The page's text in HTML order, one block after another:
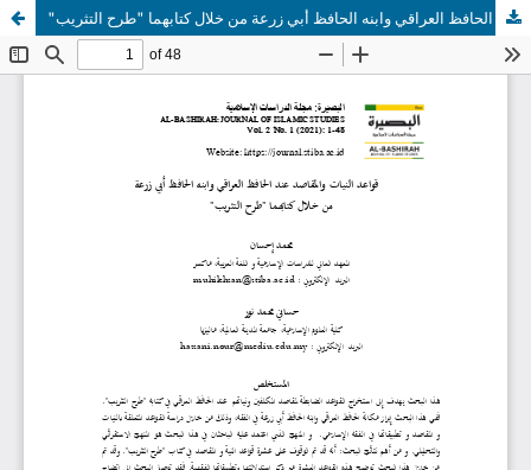
"قواعد النيات والمقاصد عند الحافظ العراقي وابنه الحافظ أبي زرعة من خلال كتابهما "طرح التثريب